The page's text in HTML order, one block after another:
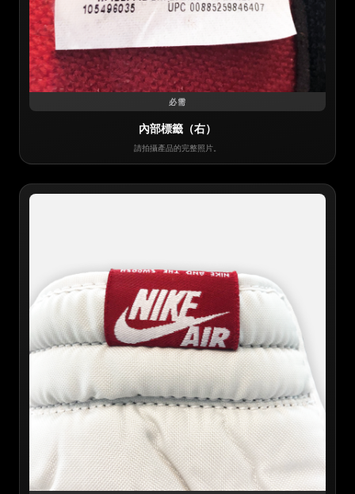
必需
內部標籤（右）
請拍攝產品的完整照片。